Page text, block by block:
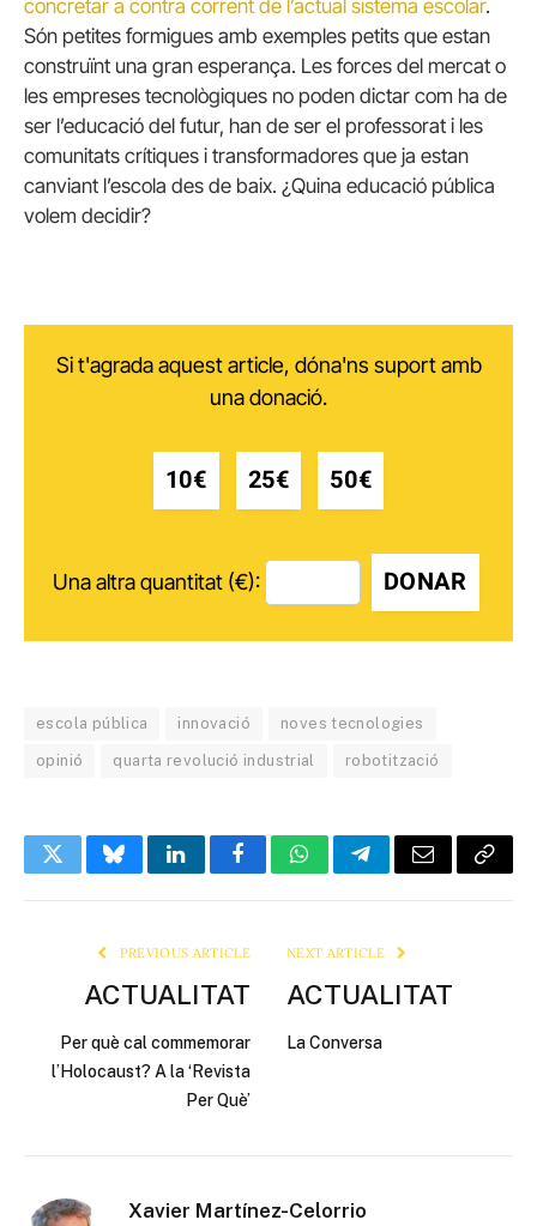
concretar a contra corrent de l’actual sistema escolar.
Són petites formigues amb exemples petits que estan
construïnt una gran esperança. Les forces del mercat o
les empreses tecnològiques no poden dictar com ha de
ser l’educació del futur, han de ser el professorat i les
comunitats crítiques i transformadores que ja estan
canviant l’escola des de baix. ¿Quina educació pública
volem decidir?
Si t'agrada aquest article, dóna'ns suport amb
una donació.
10€ 25€ 50€
Una altra quantitat (€): DONAR
escola pública innovació noves tecnologies
opinió quarta revolució industrial robotització
TwitterBlueskyLinkedInFacebookWhatsAppTelegramEmail Copy
PREVIOUS ARTICLE
ACTUALITAT
Per què cal commemorar
l’Holocaust? A la ‘Revista
Per Què’
NEXT ARTICLE
ACTUALITAT
La Conversa
Xavier Martínez-Celorrio